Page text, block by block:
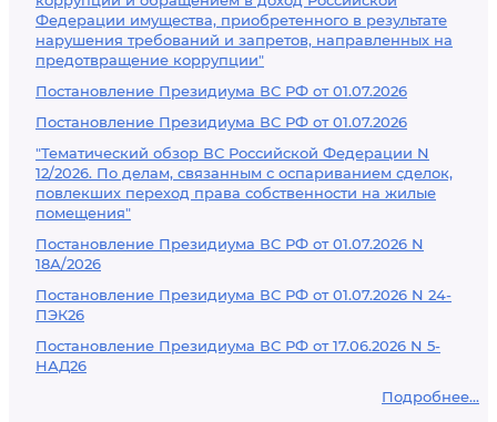
Федерации имущества, приобретенного в результате
нарушения требований и запретов, направленных на
предотвращение коррупции"
Постановление Президиума ВС РФ от 01.07.2026
Постановление Президиума ВС РФ от 01.07.2026
"Тематический обзор ВС Российской Федерации N
12/2026. По делам, связанным с оспариванием сделок,
повлекших переход права собственности на жилые
помещения"
Постановление Президиума ВС РФ от 01.07.2026 N
18А/2026
Постановление Президиума ВС РФ от 01.07.2026 N 24-
ПЭК26
Постановление Президиума ВС РФ от 17.06.2026 N 5-
НАД26
Подробнее...